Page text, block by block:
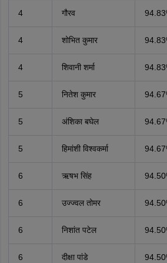
4 गौरव
4 शोभित कुमार
4 शिवानी शर्मा
5 नितेश कुमार
5 अंशिका बघेल
5 हिमांशी विश्वकर्मा
6 ऋषभ सिंह
6 उज्ज्वल तोमर
6 निशांत पटेल
6 दीक्षा पांडे